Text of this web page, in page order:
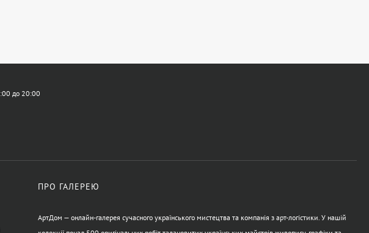
до 20:00
ПРО ГАЛЕРЕЮ
АртДом — онлайн-галерея сучасного українського мистецтва та компанія з арт-логістики. У нашій